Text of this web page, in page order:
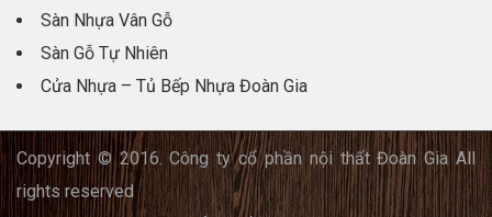
Sàn Nhựa Vân Gỗ
Sàn Gỗ Tự Nhiên
Cửa Nhựa – Tủ Bếp Nhựa Đoàn Gia
Copyright © 2016. Công ty cổ phần nội thất Đoàn Gia All
rights reserved